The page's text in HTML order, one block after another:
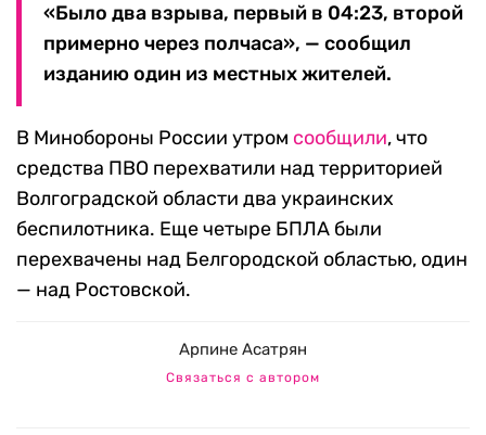
«Было два взрыва, первый в 04:23, второй
примерно через полчаса», — сообщил
изданию один из местных жителей.
В Минобороны России утром сообщили, что
средства ПВО перехватили над территорией
Волгоградской области два украинских
беспилотника. Еще четыре БПЛА были
перехвачены над Белгородской областью, один
— над Ростовской.
Арпине Асатрян
Связаться с автором